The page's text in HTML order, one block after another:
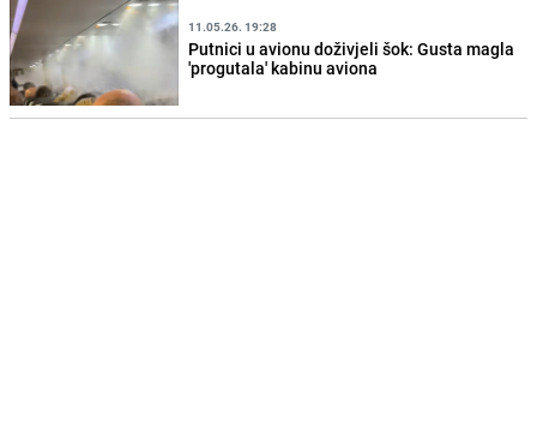
11.05.26. 19:28
Putnici u avionu doživjeli šok: Gusta magla
'progutala' kabinu aviona